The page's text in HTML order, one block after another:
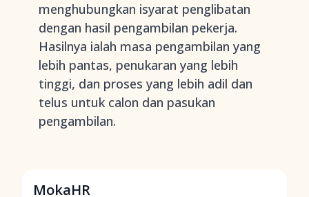
menghubungkan isyarat penglibatan
dengan hasil pengambilan pekerja.
Hasilnya ialah masa pengambilan yang
lebih pantas, penukaran yang lebih
tinggi, dan proses yang lebih adil dan
telus untuk calon dan pasukan
pengambilan.
MokaHR